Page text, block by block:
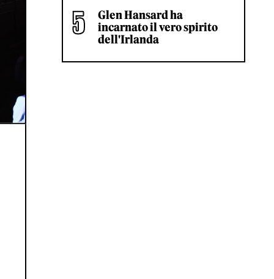
Glen Hansard ha
incarnato il vero spirito
dell'Irlanda